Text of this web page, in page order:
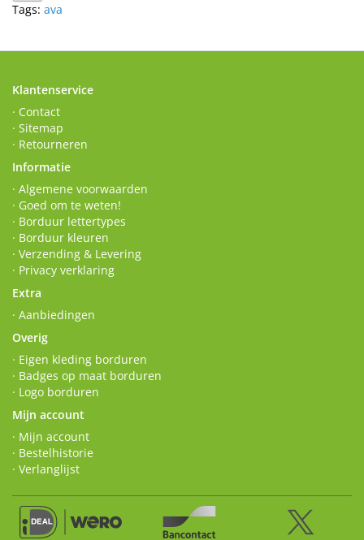
Tags: ava
Klantenservice
· Contact
· Sitemap
· Retourneren
Informatie
· Algemene voorwaarden
· Goed om te weten!
· Borduur lettertypes
· Borduur kleuren
· Verzending & Levering
· Privacy verklaring
Extra
· Aanbiedingen
Overig
· Eigen kleding borduren
· Badges op maat borduren
· Logo borduren
Mijn account
· Mijn account
· Bestelhistorie
· Verlanglijst